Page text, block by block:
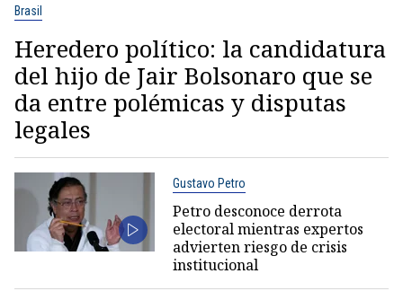
Brasil
Heredero político: la candidatura
del hijo de Jair Bolsonaro que se
da entre polémicas y disputas
legales
Gustavo Petro
Petro desconoce derrota
electoral mientras expertos
advierten riesgo de crisis
institucional